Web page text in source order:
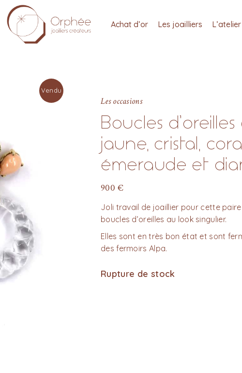
Achat d’or Les joailliers L’atelier
Vendu
Les occasions
Boucles
jaune, cristal,
émeraude et
900 €
Joli travail de joaillier pour cette
boucles d’oreilles au look singulier.
Elles sont en très bon état et sont
des fermoirs Alpa.
Rupture de stock